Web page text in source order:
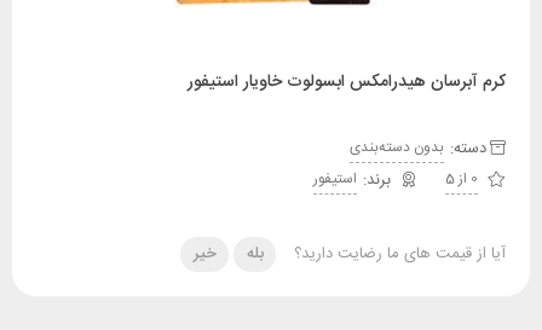
کرم آبرسان هیدرامکس ابسولوت خاویار استیفور
دسته: بدون دسته‌بندی
0 از 5
استیفور
آیا از قیمت های ما رضایت دارید؟ بله خیر